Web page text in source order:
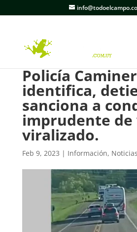
Policía
identifica,
sanciona a
imprudente de
viralizado.
Feb 9, 2023 | Información, Noticias